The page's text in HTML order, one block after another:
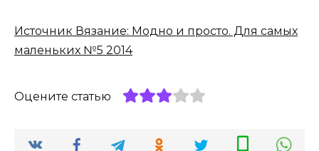
Источник Вязание: Модно и просто. Для самых
маленьких №5 2014
Оцените статью